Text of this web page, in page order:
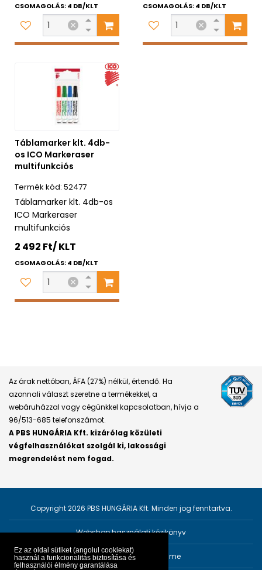
Ez az oldal sütiket (angolul cookiekat)
használ a funkcionalitás biztosítása és
felhasználói élmény garantálása
CSOMAGOLÁS: 4 DB/KLT CSOMAGOLÁS: 4 DB/KLT
Táblamarker klt. 4db-
os ICO Markeraser
multifunkciós
52477
Táblamarker klt. 4db-os
ICO Markeraser
multifunkciós
2 492 Ft/ KLT
CSOMAGOLÁS: 4 DB/KLT
Az árak nettóban, ÁFA (27%) nélkül, értendő. Ha
azonnali választ szeretne a termékekkel, a
webáruházzal vagy cégünkkel kapcsolatban, hívja a
96/513-685 telefonszámot.
A PBS HUNGÁRIA Kft. kizárólag közületi
végfelhasználókat szolgál ki, lakossági
megrendelést nem fogad.
Copyright 2026 PBS HUNGÁRIA Kft. Minden jog fenntartva.
Webshop használati kézikönyv
Személyes adatok védelme